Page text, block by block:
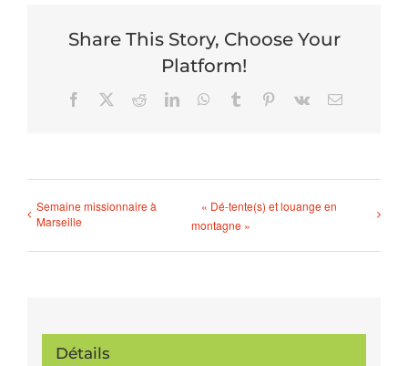
Share This Story, Choose Your
Platform!
Facebook RedditLinkedInWhatsApp
Tumblr Pinterest
Vk Email
Semaine missionnaire à
Marseille
« Dé-tente(s) et louange en
montagne »
Détails